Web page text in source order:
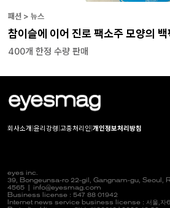
패션 > 뉴스
참이슬에 이어 진로 팩소주 모양의
400개 한정 수량 판매
회사소개 윤리강령 고충처리인 개인정보처리방침
eyes inc.
39, Bongeunsa-ro 22-gil, Gangnam-gu, Seoul,
4565
info@eyesmag.com
Business license : 547 88 01942
Internet news service business license : 서울,자